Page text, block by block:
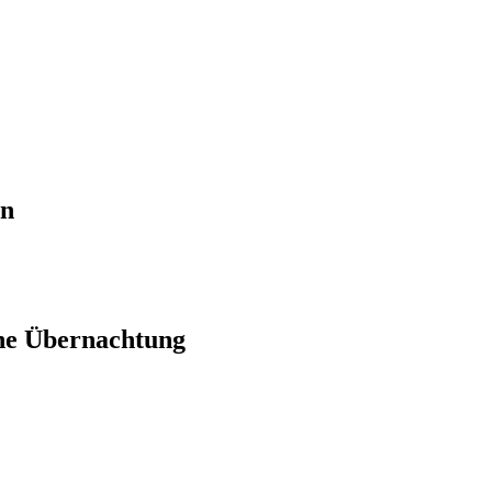
Übernachtung